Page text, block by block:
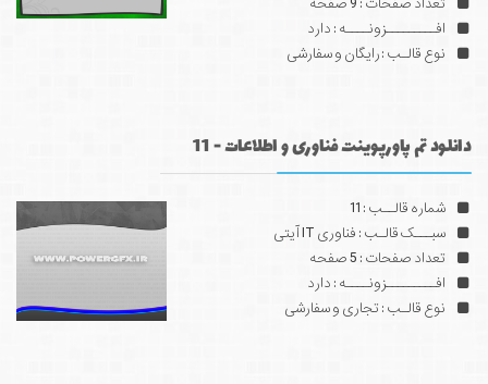
افـــــــــزونــــه : دارد
نوع قالـب : رایگان و سفارشی
دانلود تم پاورپوینت فناوری و اطلاعات - 11
شماره قالــب : 11
سبـــک قالـب : فناوری IT آیتی
تعداد صفحات : 5 صفحه
افـــــــــزونــــه : دارد
نوع قالـب : تجاری و سفارشی